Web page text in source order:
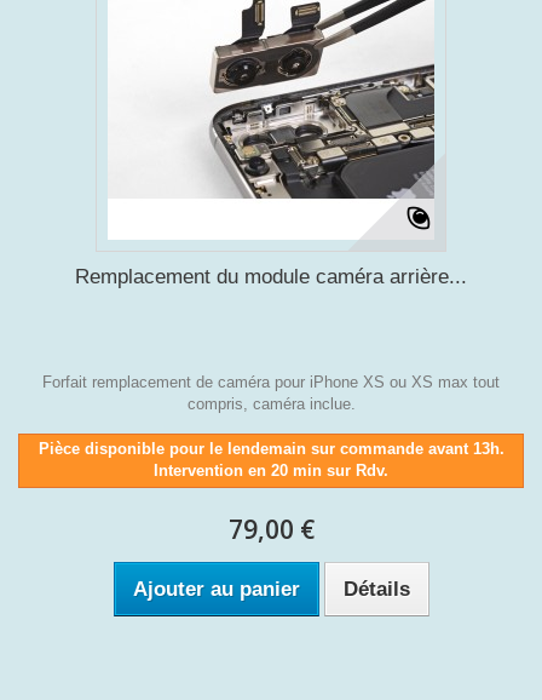
Remplacement du module caméra arrière...
Forfait remplacement de caméra pour iPhone XS ou XS max tout
compris, caméra inclue.
Pièce disponible pour le lendemain sur commande avant 13h.
Intervention en 20 min sur Rdv.
79,00 €
Ajouter au panier Détails